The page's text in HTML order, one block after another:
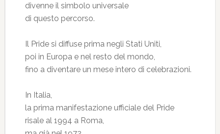
divenne il simbolo universale
di questo percorso.
Il Pride si diffuse prima negli Stati Uniti,
poi in Europa e nel resto del mondo,
fino a diventare un mese intero di celebrazioni.
In Italia,
la prima manifestazione ufficiale del Pride
risale al 1994 a Roma,